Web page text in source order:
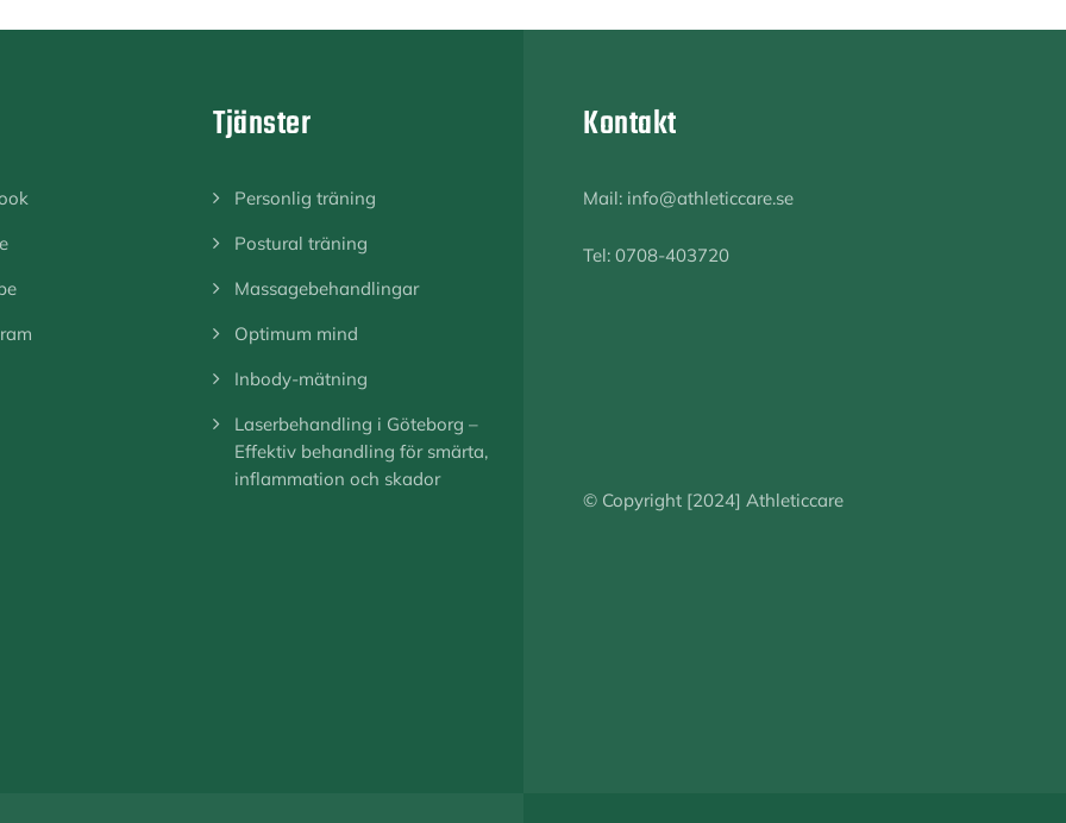
Tjänster
Personlig träning
Postural träning
Massagebehandlingar
Optimum mind
Inbody-mätning
Laserbehandling i Göteborg –
Effektiv behandling för smärta,
inflammation och skador
Kontakt
Mail: info@athleticcare.se
Tel: 0708-403720
© Copyright [2024] Athleticcare